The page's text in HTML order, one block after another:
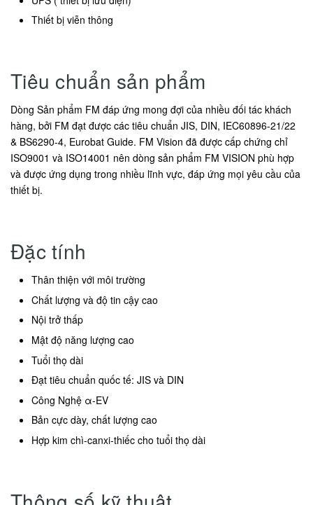
Thiết bị viễn thông
Tiêu chuẩn sản phẩm
Dòng Sản phẩm FM đáp ứng mong đợi của nhiều đối tác khách
hàng, bởi FM đạt được các tiêu chuẩn JIS, DIN, IEC60896-21/22
& BS6290-4, Eurobat Guide. FM Vision đã được cấp chứng chỉ
ISO9001 và ISO14001 nên dòng sản phẩm FM VISION phù hợp
và được ứng dụng trong nhiều lĩnh vực, đáp ứng mọi yêu cầu của
thiết bị.
Đặc tính
Thân thiện với môi trường
Chất lượng và độ tin cậy cao
Nội trở thấp
Mật độ năng lượng cao
Tuổi thọ dài
Đạt tiêu chuẩn quốc tế: JIS và DIN
Công Nghệ α-EV
Bản cực dày, chất lượng cao
Hợp kim chì-canxi-thiếc cho tuổi thọ dài